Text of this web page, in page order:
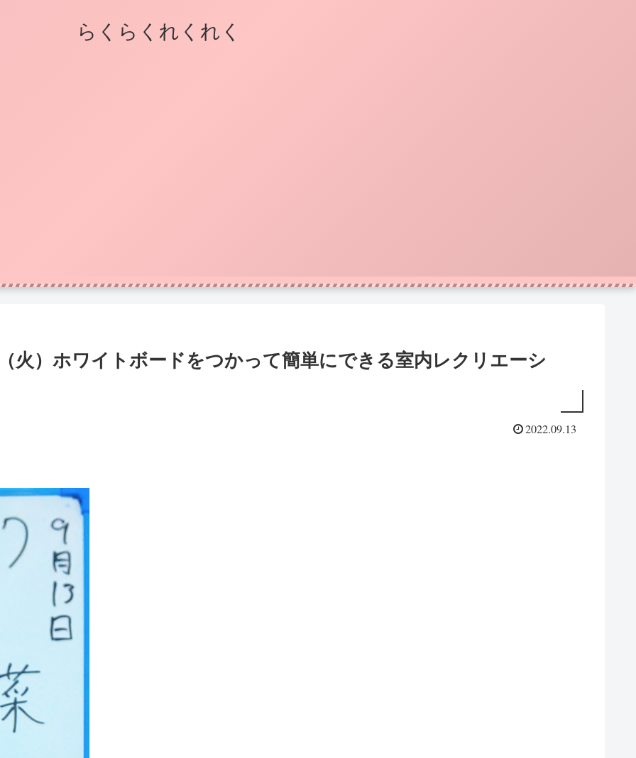
らくらくれくれく
火）ホワイトボードをつかって簡単にできる室内レクリエーシ
2022.09.13